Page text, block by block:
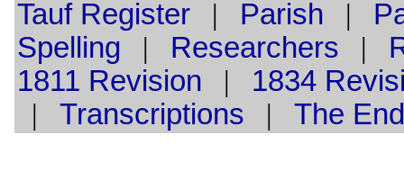
TaufRegister| Parish |
Spelling | Researchers |
1811 Revision | 1834
| Transcriptions | The End